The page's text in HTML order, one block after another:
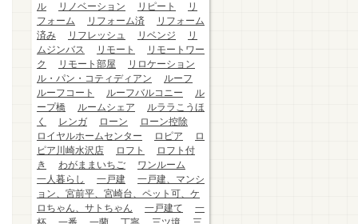
ル
リノベーション リピート
リ
フォーム
リフォーム済
リフォーム
済み
リフレッシュ リベンジ
リ
ムジンバス
リモート
リモートワー
ク
リモート部屋
リロケーション
ル・パン・コティディアン
ルーフ
ルーフコート
ルーフバルコニー
ル
ープ橋
ルームシェア
ルララこうほ
く
レンガ ローン
ローン控除
ロイヤルホームセンター
ロピア
ロ
ピア川崎水沢店
ロフト
ロフト付
き
わがままいちご
ワンルーム
一人暮らし
一戸建
一戸建、マンシ
ョン、宮前平、宮崎台、ペット可、ケ
ロちゃん、サトちゃん
一戸建て
一